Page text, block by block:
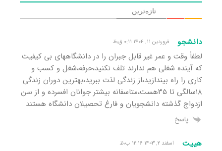
تازه‌ترین
دانشجو فروردین ۱۱, ۱۴۰۴ ۰:۱۱ ق٫ظ
لطفاً وقت و عمر غیر قابل جبران را در دانشگاههای بی کیفیت
که آینده شغلی هم ندارند تلف نکنید،حرفه،شغل و کسب و
کاری را راه بیندازید،از زندگی لذت ببرید،بهترین دوران زندگی
۱۸سالگی تا ۳۵هست،متاسفانه بیشتر جوانان افسرده و از سن
ازدواج گذشته دانشجویان و فارغ تحصیلان دانشگاه هستند
پاسخ
هییت اسفند ۲, ۱۴۰۳ ۱۲:۱۶ ب٫ظ